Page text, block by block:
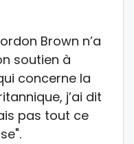
Brown n’a
soutien à
concerne la
j’ai dit
pas tout ce